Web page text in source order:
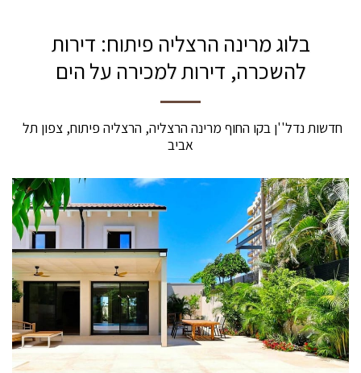
בלוג מרינה הרצליה פיתוח: דירות
להשכרה, דירות למכירה על הים
חדשות נדל''ן בקו החוף מרינה הרצליה, הרצליה פיתוח, צפון תל
אביב